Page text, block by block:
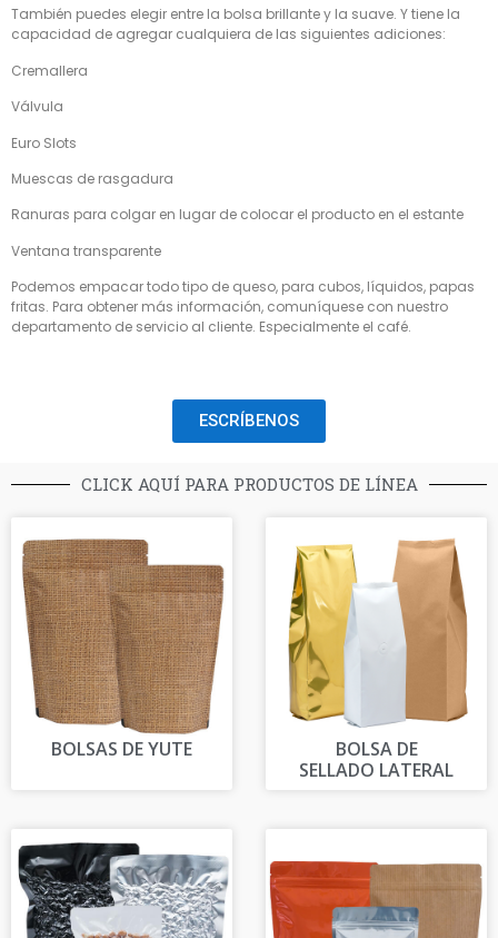
También puedes elegir entre la bolsa brillante y la suave. Y tiene la
capacidad de agregar cualquiera de las siguientes adiciones:
Cremallera
Válvula
Euro Slots
Muescas de rasgadura
Ranuras para colgar en lugar de colocar el producto en el estante
Ventana transparente
Podemos empacar todo tipo de queso, para cubos, líquidos, papas
fritas. Para obtener más información, comuníquese con nuestro
departamento de servicio al cliente. Especialmente el café.
ESCRÍBENOS
CLICK AQUÍ PARA PRODUCTOS DE LÍNEA
BOLSAS DE YUTE
BOLSA DE
SELLADO LATERAL